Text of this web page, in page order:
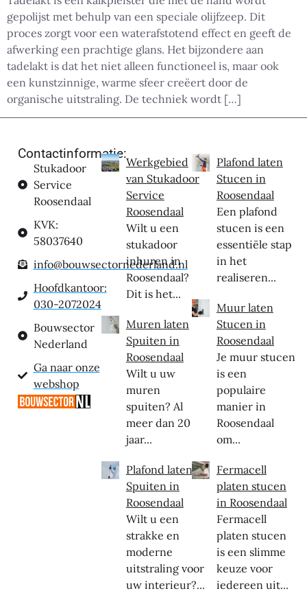
gepolijst met behulp van een speciale olijfzeep. Dit
proces zorgt voor een waterafstotend effect en geeft de
afwerking een prachtige glans. Het bijzondere aan
tadelakt is dat het niet alleen functioneel is, maar ook
een kunstzinnige, warme sfeer creëert door de
organische uitstraling. De techniek wordt […]
Contactinformatie:
Stukadoor
Service
Roosendaal
KVK:
58037640
info@bouwsectornederland.nl
Hoofdkantoor:
030-2072024
Bouwsector
Nederland
Ga naar onze
webshop
Werkgebied
van Stukadoor
Service
Roosendaal
Wilt u een
stukadoor
inhuren in
Roosendaal?
Dit is het...
Muren laten
Spuiten in
Roosendaal
Wilt u uw
muren
spuiten? Al
meer dan 20
jaar...
Plafond laten
Spuiten in
Roosendaal
Wilt u een
strakke en
moderne
uitstraling voor
uw interieur?...
Plafond laten
Stucen in
Roosendaal
Een plafond
stucen is een
essentiële stap
in het
realiseren...
Muur laten
Stucen in
Roosendaal
Je muur stucen
is een
populaire
manier in
Roosendaal
om...
Fermacell
platen stucen
in Roosendaal
Fermacell
platen stucen
is een slimme
keuze voor
iedereen uit...